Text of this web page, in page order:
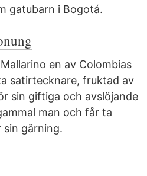
gatubarn i Bogotá.
en av Colombias
satirtecknare, fruktad av
sin giftiga och avslöjande
man och får ta
gärning.